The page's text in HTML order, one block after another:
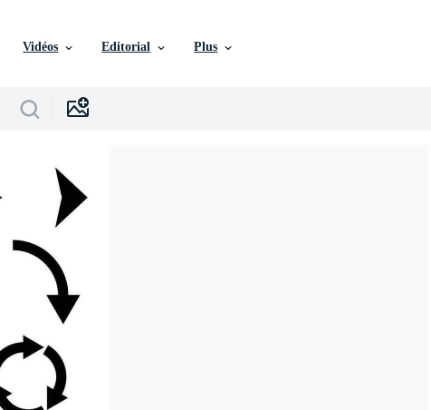
Vidéos Editorial Plus